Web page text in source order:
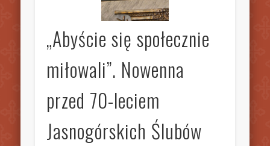
„Abyście się społecznie
miłowali”. Nowenna
przed 70-leciem
Jasnogórskich Ślubów